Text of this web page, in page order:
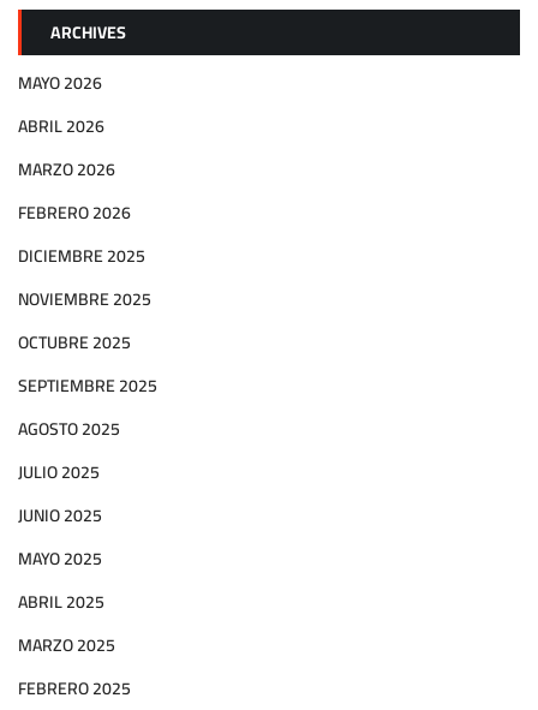
ARCHIVES
MAYO 2026
ABRIL 2026
MARZO 2026
FEBRERO 2026
DICIEMBRE 2025
NOVIEMBRE 2025
OCTUBRE 2025
SEPTIEMBRE 2025
AGOSTO 2025
JULIO 2025
JUNIO 2025
MAYO 2025
ABRIL 2025
MARZO 2025
FEBRERO 2025